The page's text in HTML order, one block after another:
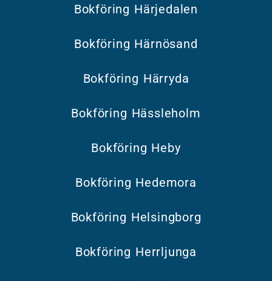
Bokföring Härjedalen
Bokföring Härnösand
Bokföring Härryda
Bokföring Hässleholm
Bokföring Heby
Bokföring Hedemora
Bokföring Helsingborg
Bokföring Herrljunga